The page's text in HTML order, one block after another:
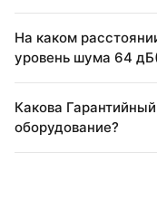
На каком
уровень шума 64
Какова
оборудование?